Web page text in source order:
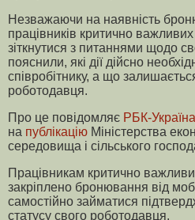
Незважаючи на наявність
працівників критично
зіткнутися з питаннями щодо
пояснили, які дії дійсно
співробітнику, а що
роботодавця.
Про це повідомляє РБК-Україна
на публікацію Міністерства
середовища і сільського
Працівникам критично
закріплено бронювання від
самостійно займатися
статусу свого роботодавця.